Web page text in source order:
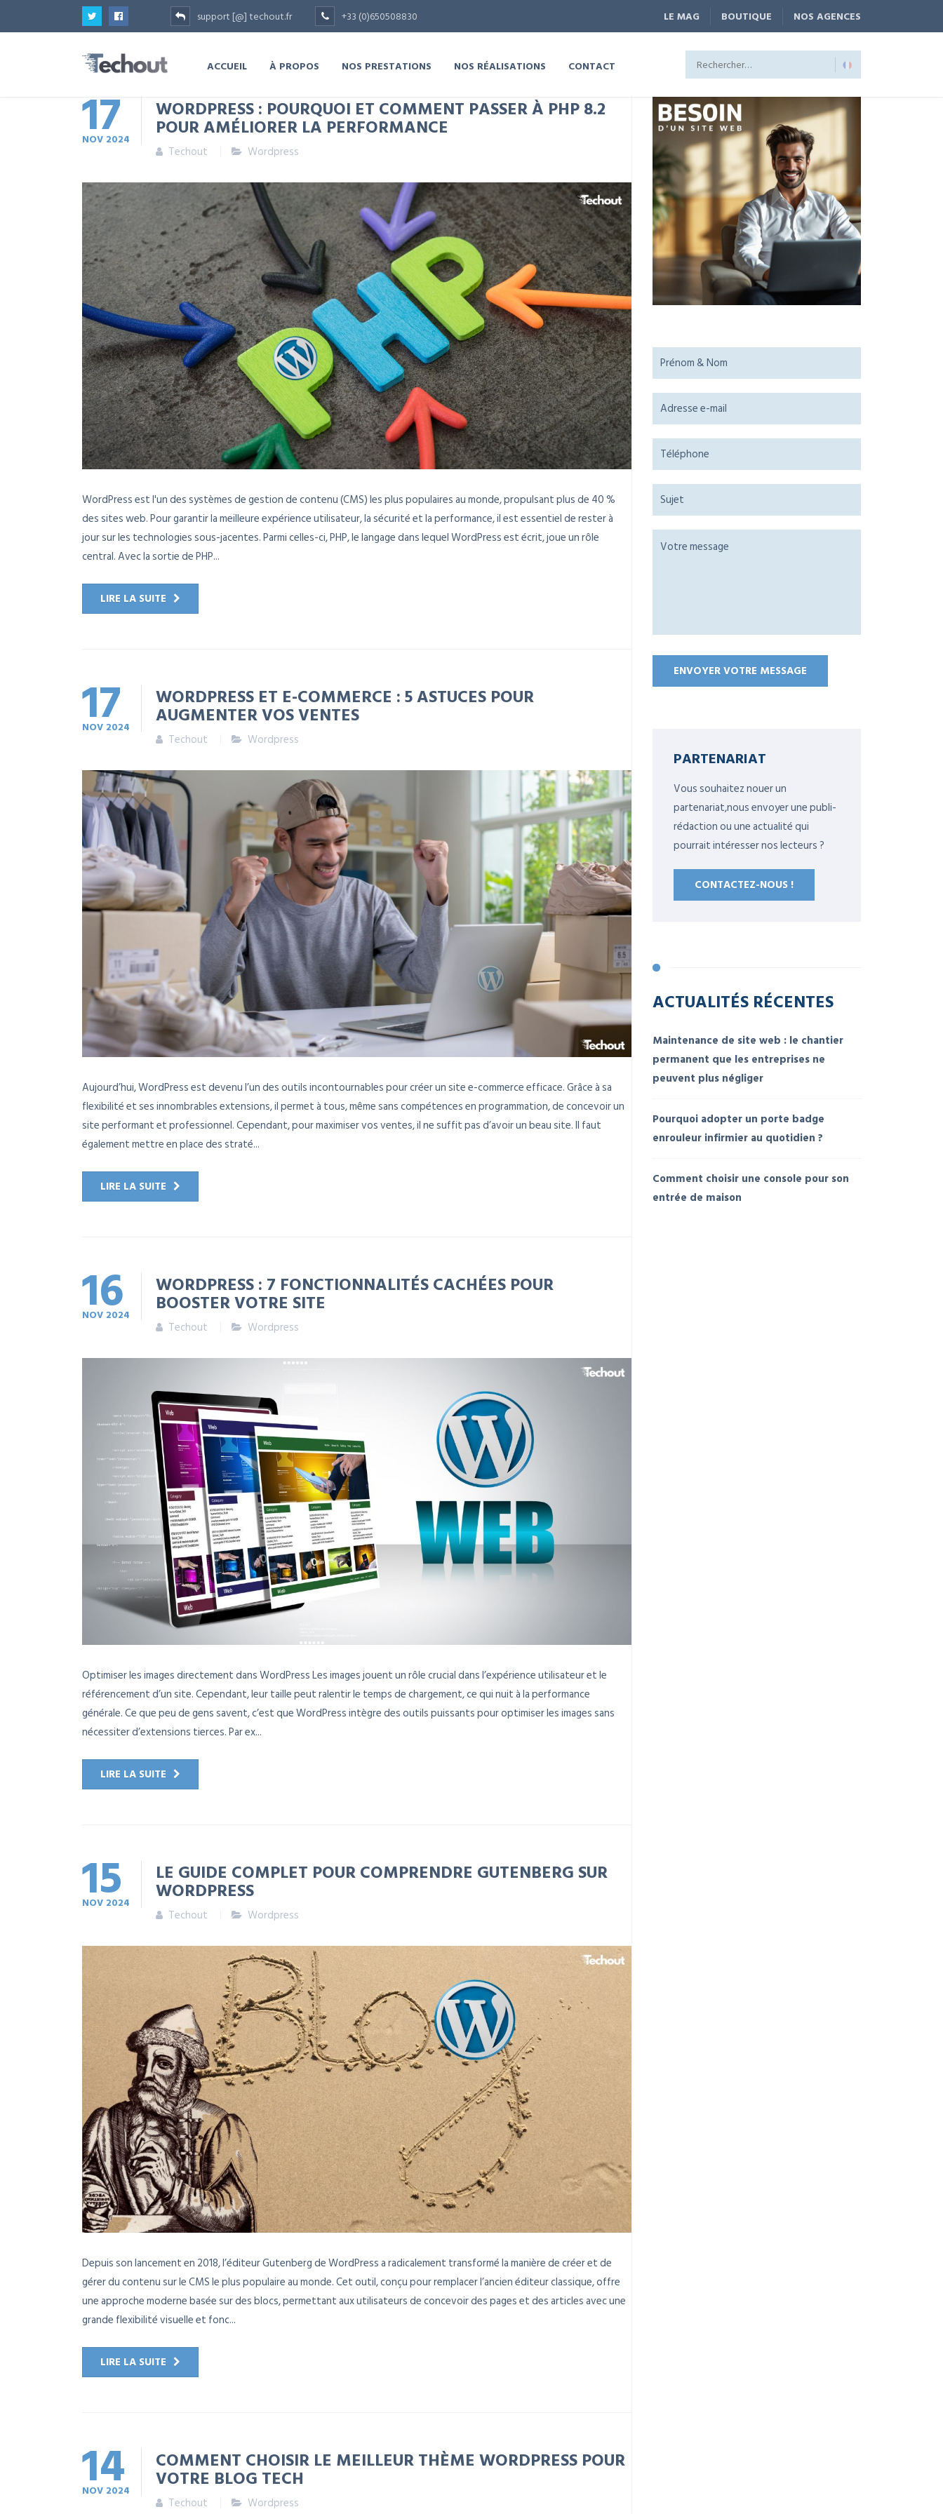
support [@] techout.fr +33 (0)650508830 LE MAG BOUTIQUE NOS AGENCES
ACCUEIL À PROPOS NOS PRESTATIONS NOS RÉALISATIONS CONTACT
17
NOV 2024
WORDPRESS : POURQUOI ET COMMENT PASSER À PHP 8.2
POUR AMÉLIORER LA PERFORMANCE
Techout Wordpress
WordPress est l'un des systèmes de gestion de contenu (CMS) les plus populaires au monde, propulsant plus de 40 %
des sites web. Pour garantir la meilleure expérience utilisateur, la sécurité et la performance, il est essentiel de rester à
jour sur les technologies sous-jacentes. Parmi celles-ci, PHP, le langage dans lequel WordPress est écrit, joue un rôle
central. Avec la sortie de PHP...
LIRE LA SUITE
17
NOV 2024
WORDPRESS ET E-COMMERCE : 5 ASTUCES POUR
AUGMENTER VOS VENTES
Techout Wordpress
Aujourd’hui, WordPress est devenu l’un des outils incontournables pour créer un site e-commerce efficace. Grâce à sa
flexibilité et ses innombrables extensions, il permet à tous, même sans compétences en programmation, de concevoir un
site performant et professionnel. Cependant, pour maximiser vos ventes, il ne suffit pas d’avoir un beau site. Il faut
également mettre en place des straté...
LIRE LA SUITE
16
NOV 2024
WORDPRESS : 7 FONCTIONNALITÉS CACHÉES POUR
BOOSTER VOTRE SITE
Techout Wordpress
Optimiser les images directement dans WordPress Les images jouent un rôle crucial dans l’expérience utilisateur et le
référencement d’un site. Cependant, leur taille peut ralentir le temps de chargement, ce qui nuit à la performance
générale. Ce que peu de gens savent, c’est que WordPress intègre des outils puissants pour optimiser les images sans
nécessiter d’extensions tierces. Par ex...
LIRE LA SUITE
15
NOV 2024
LE GUIDE COMPLET POUR COMPRENDRE GUTENBERG SUR
WORDPRESS
Techout Wordpress
Depuis son lancement en 2018, l’éditeur Gutenberg de WordPress a radicalement transformé la manière de créer et de
gérer du contenu sur le CMS le plus populaire au monde. Cet outil, conçu pour remplacer l’ancien éditeur classique, offre
une approche moderne basée sur des blocs, permettant aux utilisateurs de concevoir des pages et des articles avec une
grande flexibilité visuelle et fonc...
LIRE LA SUITE
14
NOV 2024
COMMENT CHOISIR LE MEILLEUR THÈME WORDPRESS POUR
VOTRE BLOG TECH
Techout Wordpress
PARTENARIAT
Vous souhaitez nouer un
partenariat,nous envoyer une publi-
rédaction ou une actualité qui
pourrait intéresser nos lecteurs ?
CONTACTEZ-NOUS !
ACTUALITÉS RÉCENTES
Maintenance de site web : le chantier
permanent que les entreprises ne
peuvent plus négliger
Pourquoi adopter un porte badge
enrouleur infirmier au quotidien ?
Comment choisir une console pour son
entrée de maison